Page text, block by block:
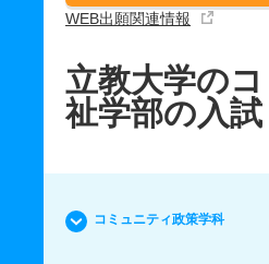
WEB出願関連情報
立教大学の
祉学部の入試
コミュニティ政策学科